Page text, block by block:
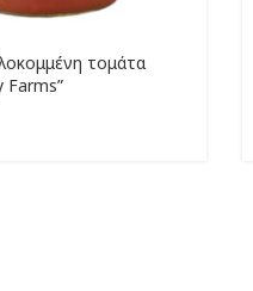
τομάτα
Farms”